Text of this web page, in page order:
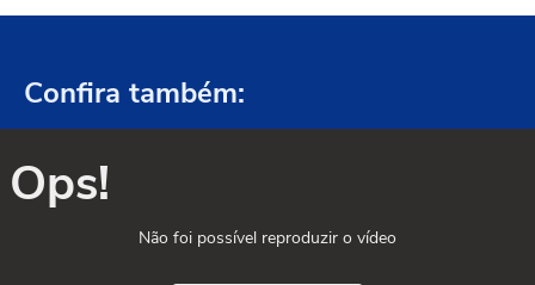
Confira também:
Ops!
Não foi possível reproduzir o vídeo